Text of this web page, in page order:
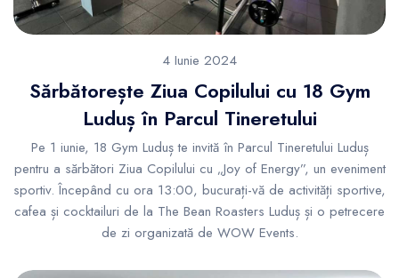
4 Iunie 2024
Sărbătorește Ziua Copilului cu 18 Gym
Luduș în Parcul Tineretului
Pe 1 iunie, 18 Gym Luduș te invită în Parcul Tineretului Luduș
pentru a sărbători Ziua Copilului cu „Joy of Energy”, un eveniment
sportiv. Începând cu ora 13:00, bucurați-vă de activități sportive,
cafea și cocktailuri de la The Bean Roasters Luduș și o petrecere
de zi organizată de WOW Events.